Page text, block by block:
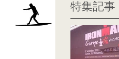
特集記事